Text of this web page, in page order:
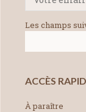
Les champs
ACCÈS
À paraître